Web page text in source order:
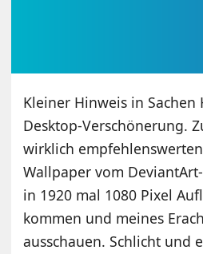
Kleiner Hinweis in Sachen
Desktop-Verschönerung.
wirklich
Wallpaper vom
in 1920 mal 1080 Pixel
kommen und meines
ausschauen. Schlicht und